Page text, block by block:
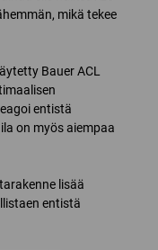
mikä tekee
Bauer ACL
entistä
on myös aiempaa
lisää
entistä